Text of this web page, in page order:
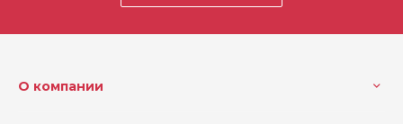
О компании